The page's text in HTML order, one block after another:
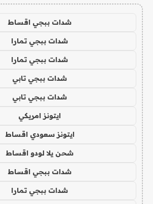
شدات ببجي اقساط
شدات ببجي تمارا
شدات ببجي تمارا
شدات ببجي تابي
شدات ببجي تابي
ايتونز امريكي
ايتونز سعودي اقساط
شحن يلا لودو اقساط
شدات ببجي اقساط
شدات ببجي تمارا